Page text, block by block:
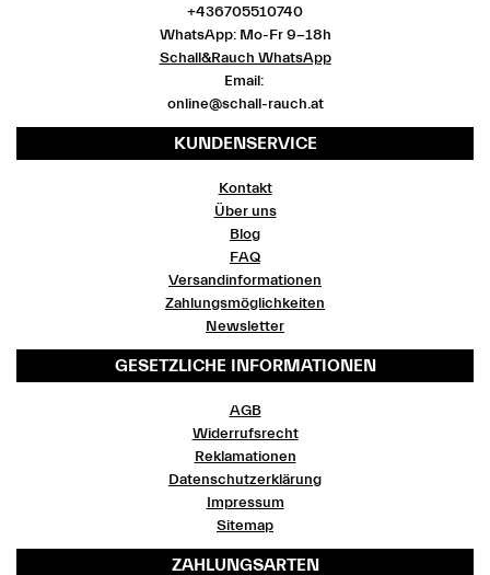
+436705510740
WhatsApp: Mo-Fr 9-18h
Schall&Rauch WhatsApp
Email:
online@schall-rauch.at
KUNDENSERVICE
Kontakt
Über uns
Blog
FAQ
Versandinformationen
Zahlungsmöglichkeiten
Newsletter
GESETZLICHE INFORMATIONEN
AGB
Widerrufsrecht
Reklamationen
Datenschutzerklärung
Impressum
Sitemap
ZAHLUNGSARTEN